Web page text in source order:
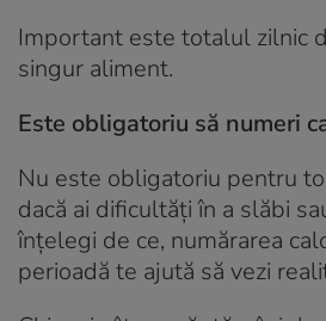
Important este totalul zilnic
singur aliment.
Este obligatoriu să numeri
Nu este obligatoriu pentru
dacă ai dificultăți în a slăbi
înțelegi de ce, numărarea
perioadă te ajută să vezi